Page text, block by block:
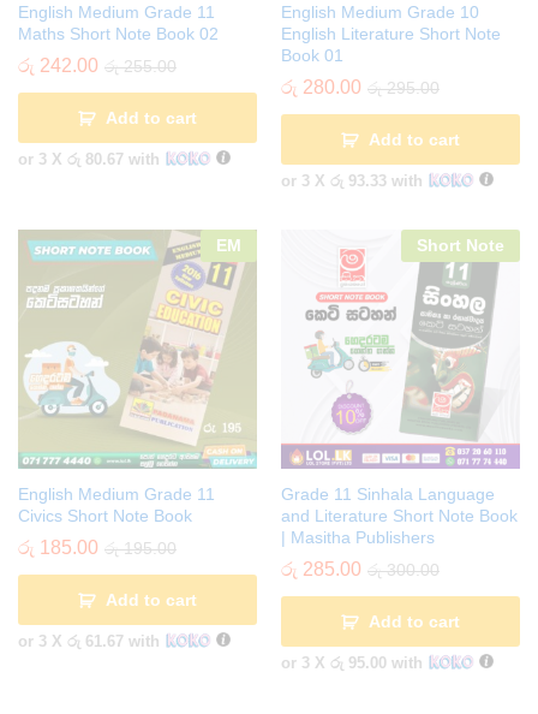
English Medium Grade 11
Maths Short Note Book 02
රු 242.00 රු255.00
Add to cart
or 3 X රු 80.67 with
English Medium Grade 10
English Literature Short Note
Book 01
රු 280.00 රු295.00
Add to cart
or 3 X රු 93.33 with
EM
English Medium Grade 11
Civics Short Note Book
රු 185.00 රු195.00
Add to cart
or 3 X රු 61.67 with
Short Note
Grade 11 Sinhala Language
and Literature Short Note Book
| Masitha Publishers
රු 285.00 රු300.00
Add to cart
or 3 X රු 95.00 with